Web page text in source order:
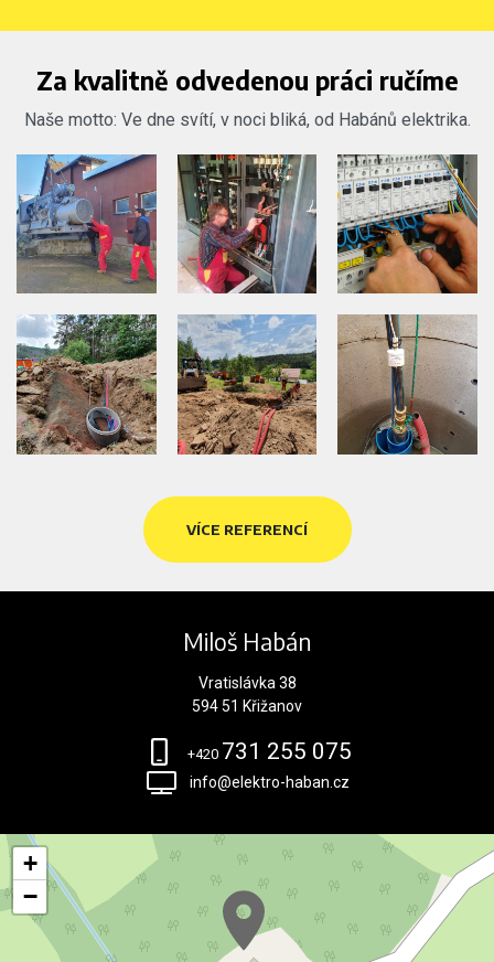
Za kvalitně odvedenou práci ručíme
Naše motto: Ve dne svítí, v noci bliká, od Habánů elektrika.
VÍCE REFERENCÍ
Miloš Habán
Vratislávka 38
594 51 Křižanov
+420 731 255 075
info@elektro-haban.cz
+
−